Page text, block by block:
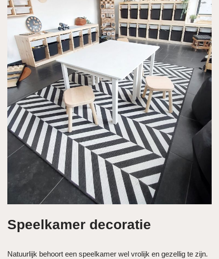
Speelkamer decoratie
Natuurlijk behoort een speelkamer wel vrolijk en gezellig te zijn.